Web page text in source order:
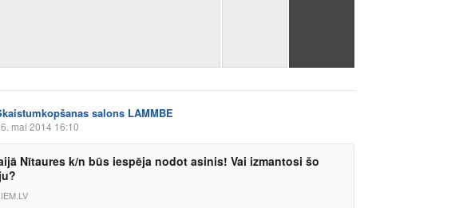
salons LAMMBE
mai 2014 16:10
Nītaures k/n būs iespēja nodot asinis! Vai izmantosi šo